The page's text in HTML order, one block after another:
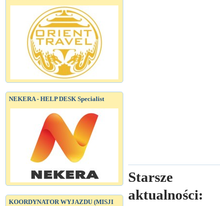
NEKERA - HELP DESK Specialist
KOORDYNATOR WYJAZDU (MISJI
Starsze
aktualności: